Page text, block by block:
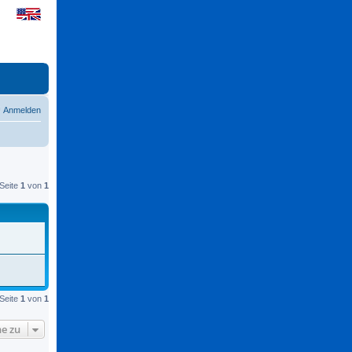
Anmelden
1 von 1
1 von 1
zu